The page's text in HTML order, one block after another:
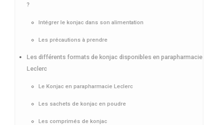
?
Intégrer le konjac dans son alimentation
Les précautions à prendre
Les différents formats de konjac disponibles en parapharmacie
Leclerc
Le Konjac en parapharmacie Leclerc
Les sachets de konjac en poudre
Les comprimés de konjac